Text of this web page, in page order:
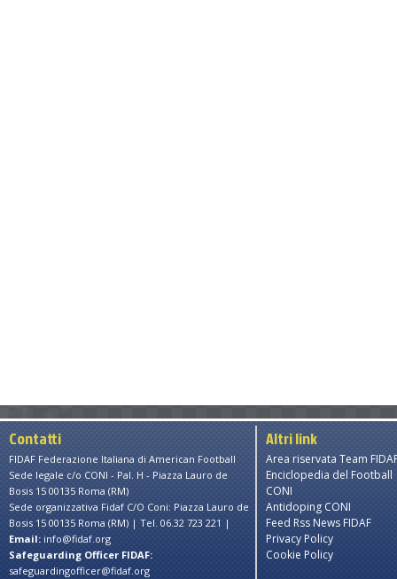
Contatti
FIDAF Federazione Italiana di American Football
Sede legale c/o CONI - Pal. H - Piazza Lauro de
Bosis 15 00135 Roma (RM)
Sede organizzativa Fidaf C/O Coni: Piazza Lauro de
Bosis 15 00135 Roma (RM) | Tel. 06.32 723 221 |
Email: info@fidaf.org
Safeguarding Officer FIDAF:
safeguardingofficer@fidaf.org
Altri link
Area riservata Team
Enciclopedia del Football
CONI
Antidoping CONI
Feed Rss News FIDAF
Privacy Policy
Cookie Policy